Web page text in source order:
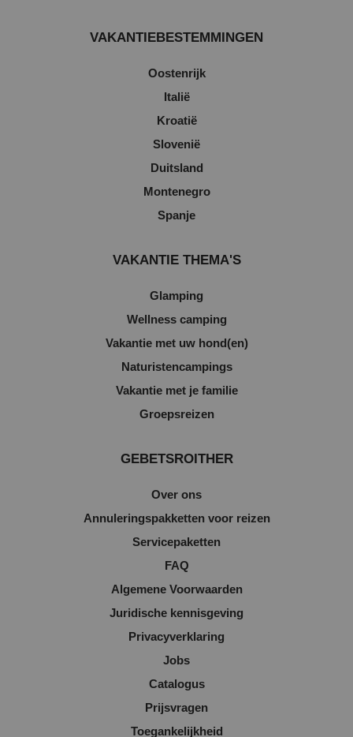
VAKANTIEBESTEMMINGEN
Oostenrijk
Italië
Kroatië
Slovenië
Duitsland
Montenegro
Spanje
VAKANTIE THEMA'S
Glamping
Wellness camping
Vakantie met uw hond(en)
Naturistencampings
Vakantie met je familie
Groepsreizen
GEBETSROITHER
Over ons
Annuleringspakketten voor reizen
Servicepaketten
FAQ
Algemene Voorwaarden
Juridische kennisgeving
Privacyverklaring
Jobs
Catalogus
Prijsvragen
Toegankelijkheid